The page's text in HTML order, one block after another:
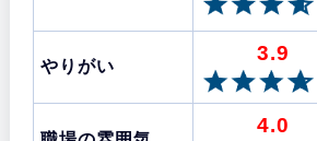
やりがい
3.9
4.0